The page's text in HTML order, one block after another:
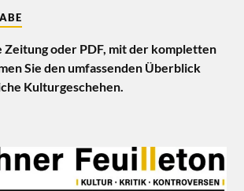
Zeitung oder PDF, mit der kompletten
Sie den umfassenden Überblick
Kulturgeschehen.